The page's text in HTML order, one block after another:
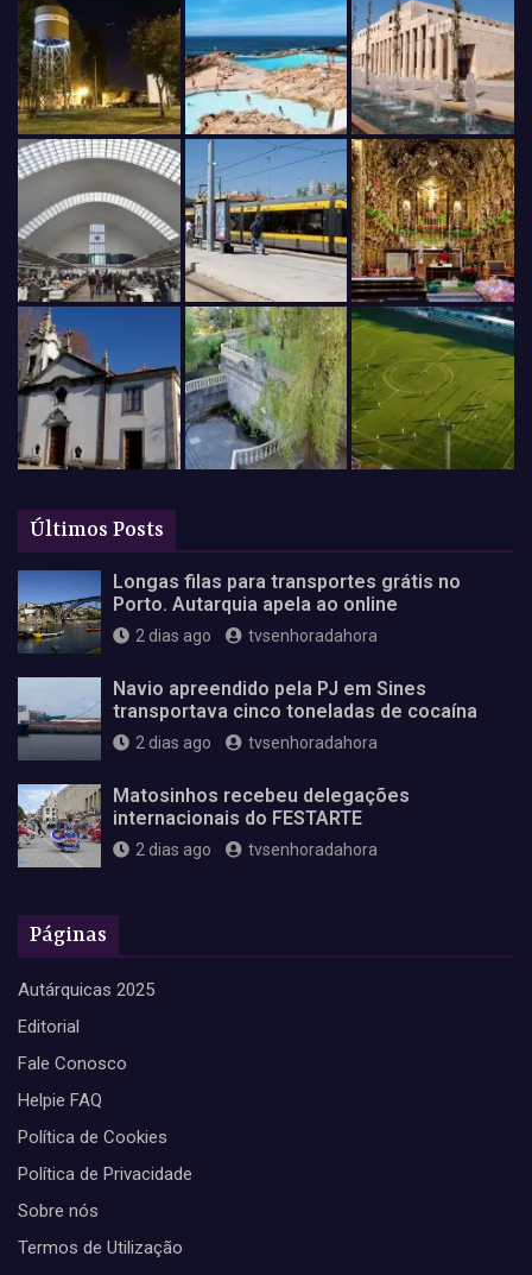
Últimos Posts
Longas filas para transportes grátis no
Porto. Autarquia apela ao online
2 dias ago tvsenhoradahora
Navio apreendido pela PJ em Sines
transportava cinco toneladas de cocaína
2 dias ago tvsenhoradahora
Matosinhos recebeu delegações
internacionais do FESTARTE
2 dias ago tvsenhoradahora
Páginas
Autárquicas 2025
Editorial
Fale Conosco
Helpie FAQ
Política de Cookies
Política de Privacidade
Sobre nós
Termos de Utilização